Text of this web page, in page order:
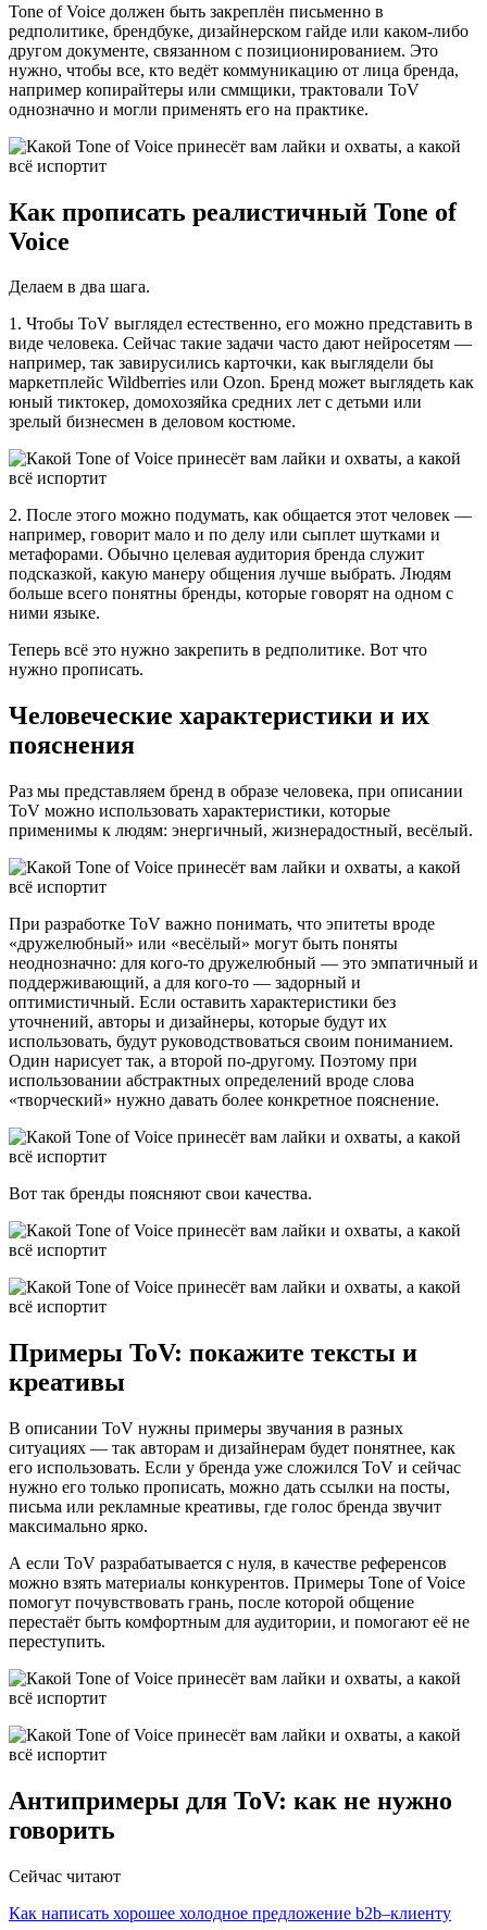
Tone of Voice должен быть закреплён письменно в
редполитике, брендбуке, дизайнерском гайде или каком-либо
другом документе, связанном с позиционированием. Это
нужно, чтобы все, кто ведёт коммуникацию от лица бренда,
например копирайтеры или сммщики, трактовали ToV
однозначно и могли применять его на практике.
Как прописать реалистичный Tone of
Voice
Делаем в два шага.
1. Чтобы ToV выглядел естественно, его можно представить в
виде человека. Сейчас такие задачи часто дают нейросетям —
например, так завирусились карточки, как выглядели бы
маркетплейс Wildberries или Ozon. Бренд может выглядеть как
юный тиктокер, домохозяйка средних лет с детьми или
зрелый бизнесмен в деловом костюме.
2. После этого можно подумать, как общается этот человек —
например, говорит мало и по делу или сыплет шутками и
метафорами. Обычно целевая аудитория бренда служит
подсказкой, какую манеру общения лучше выбрать. Людям
больше всего понятны бренды, которые говорят на одном с
ними языке.
Теперь всё это нужно закрепить в редполитике. Вот что
нужно прописать.
Человеческие характеристики и их
пояснения
Раз мы представляем бренд в образе человека, при описании
ToV можно использовать характеристики, которые
применимы к людям: энергичный, жизнерадостный, весёлый.
При разработке ToV важно понимать, что эпитеты вроде
«дружелюбный» или «весёлый» могут быть поняты
неоднозначно: для кого-то дружелюбный — это эмпатичный и
поддерживающий, а для кого-то — задорный и
оптимистичный. Если оставить характеристики без
уточнений, авторы и дизайнеры, которые будут их
использовать, будут руководствоваться своим пониманием.
Один нарисует так, а второй по-другому. Поэтому при
использовании абстрактных определений вроде слова
«творческий» нужно давать более конкретное пояснение.
Вот так бренды поясняют свои качества.
Примеры ToV: покажите тексты и
креативы
В описании ToV нужны примеры звучания в разных
ситуациях — так авторам и дизайнерам будет понятнее, как
его использовать. Если у бренда уже сложился ToV и сейчас
нужно его только прописать, можно дать ссылки на посты,
письма или рекламные креативы, где голос бренда звучит
максимально ярко.
А если ToV разрабатывается с нуля, в качестве референсов
можно взять материалы конкурентов. Примеры Tone of Voice
помогут почувствовать грань, после которой общение
перестаёт быть комфортным для аудитории, и помогают её не
переступить.
Антипримеры для ToV: как не нужно
говорить
Сейчас читают
Как написать хорошее холодное предложение b2b–клиенту